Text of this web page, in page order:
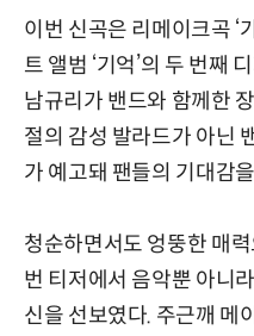
이번 신곡은 리메이크곡 ‘
트 앨범 ‘기억’의 두 번째
남규리가 밴드와 함께한
절의 감성 발라드가 아닌
가 예고돼 팬들의 기대감
청순하면서도 엉뚱한 매
번 티저에서 음악뿐 아니
신을 선보였다. 주근깨 메